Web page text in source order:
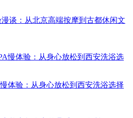
谈：从北京高端按摩到古都休闲文
体验：从身心放松到西安洗浴选择